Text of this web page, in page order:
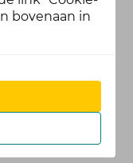
bovenaan in